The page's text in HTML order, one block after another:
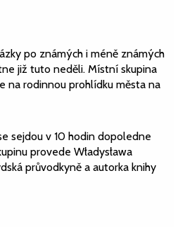
po známých i méně známých
již tuto neděli. Místní skupina
na rodinnou prohlídku města na
sejdou v 10 hodin dopoledne
provede Władysława
průvodkyně a autorka knihy